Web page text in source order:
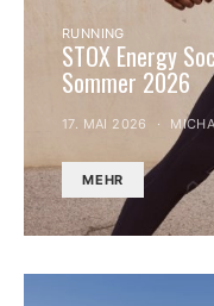
RUNNING
STOX Energy
Sommer 2026
17. MAI 2026
MEHR